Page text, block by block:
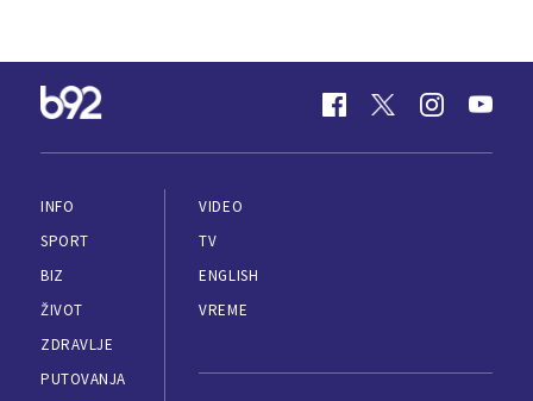
INFO
SPORT
BIZ
ŽIVOT
ZDRAVLJE
PUTOVANJA
VIDEO
TV
ENGLISH
VREME